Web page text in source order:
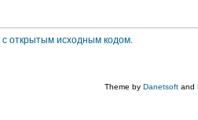
Theme by Danetsoft and